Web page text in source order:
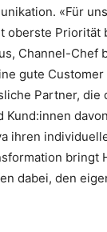
«Für
oberste Priorität
Channel-Chef
gute
Partner, die
Kund:innen
ihren
bringt
dabei, den